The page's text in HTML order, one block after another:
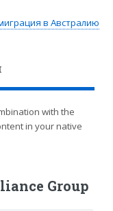
в Австралию
with the
in your native
Group